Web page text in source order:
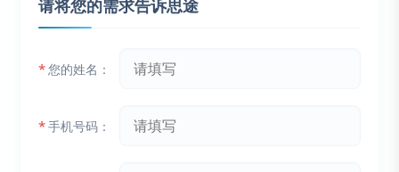
请将您的需求告诉思途
*您的姓名：
*手机号码：